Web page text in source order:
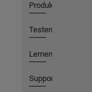
Produkte
Testen oder Kaufen
Lernen
Support